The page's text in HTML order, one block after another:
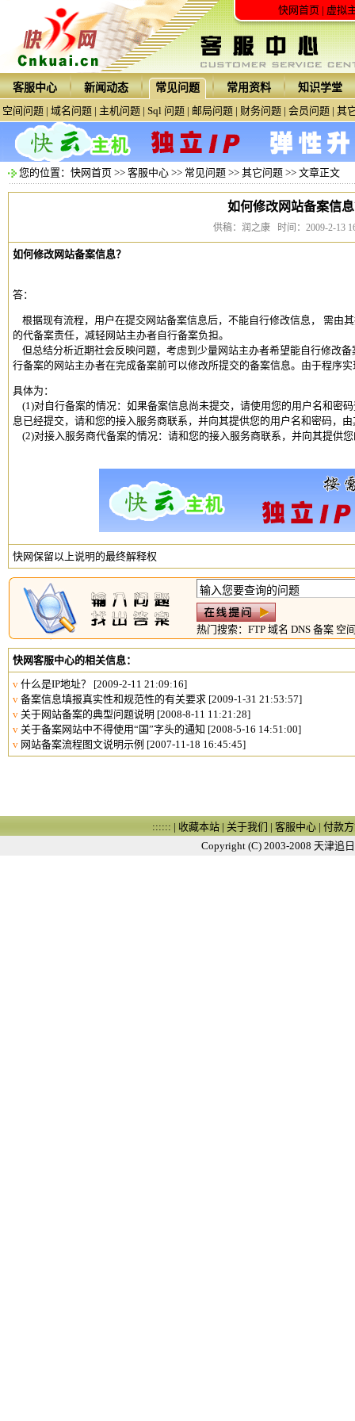
快网首页| 虚拟
客服中心 新闻动态 常见问题 常用资料
知识学堂
空间问题 | 域名问题 | 主机问题 | Sql 问题 | 邮局问题 | 财务问题 | 会员问题 | 其
您的位置： 快网首页 >> 客服中心 >> 常见问题 >> 其它问题 >> 文章正文
如何修改网站备案信
供稿：润之康 时间：2009-2-13
如何修改网站备案信息？
答：
根据现有流程，用户在提交网站备案信息后，不能自行修改信息， 需由
的代备案责任，减轻网站主办者自行备案负担。
但总结分析近期社会反映问题，考虑到少量网站主办者希望能自行修改
行备案的网站主办者在完成备案前可以修改所提交的备案信息。由于程序
具体为：
(1)对自行备案的情况：如果备案信息尚未提交，请使用您的用户名和密
息已经提交，请和您的接入服务商联系，并向其提供您的用户名和密码，
(2)对接入服务商代备案的情况：请和您的接入服务商联系，并向其提供
快网保留以上说明的最终解释权
热门搜索： FTP 域名 DNS 备案 空
快网客服中心的相关信息：
v 什么是IP地址？
[2009-2-11 21:09:16]
v 备案信息填报真实性和规范性的有关要求 [2009-1-31 21:53:57]
v 关于网站备案的典型问题说明 [2008-8-11 11:21:28]
v 关于备案网站中不得使用“国”字头的通知 [2008-5-16 14:51:00]
v 网站备案流程图文说明示例 [2007-11-18 16:45:45]
:::::: | 收藏本站 | 关于我们 | 客服中心 | 付款
Copyright (C) 2003-2008 天津追